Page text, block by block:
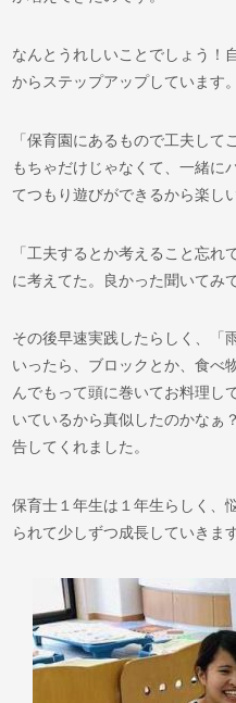
なんとうれしいことでしょう！
からステップアップしています。
「保育園にあるもので工夫し
もちゃだけじゃなくて、一緒に
てつもり遊びができるから楽し
「工夫するとか考えること忘
に考えてた。良かった聞いてみ
その後早速実践したらしく、「
いったら、ブロックとか、食べ
んでもって頭に巻いてお料理し
いているから真似したのかなぁ
告してくれました。
保育士１年生は１年生らしく、
られて少しずつ成長していきます